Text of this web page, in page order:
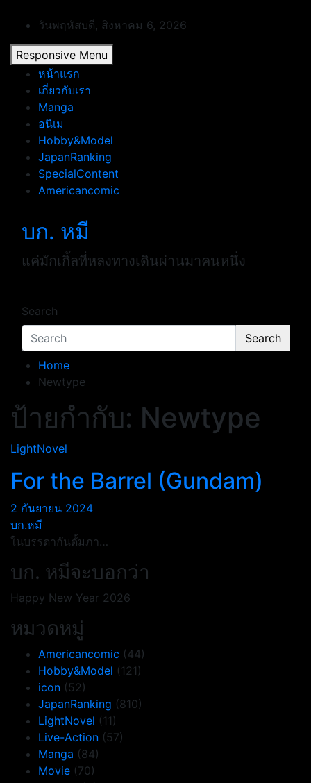
content
วันพฤหัสบดี, สิงหาคม 6, 2026
Responsive Menu
หน้าแรก
เกี่ยวกับเรา
Manga
อนิเม
Hobby&Model
JapanRanking
SpecialContent
Americancomic
บก. หมี
แค่มักเกิ้ลที่หลงทางเดินผ่านมาคนหนึ่ง
Search
Search
Home
Newtype
ป้ายกำกับ: Newtype
LightNovel
For the Barrel (Gundam)
2 กันยายน 2024
บก.หมี
ในบรรดากันดั้มภา…
บก. หมีจะบอกว่า
Happy New Year 2026
หมวดหมู่
Americancomic (44)
Hobby&Model (121)
icon (52)
JapanRanking (810)
LightNovel (11)
Live-Action (57)
Manga (84)
Movie (70)